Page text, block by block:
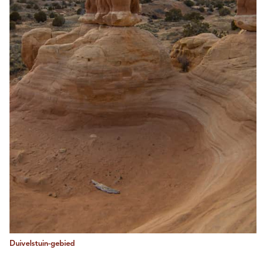
Duivelstuin-gebied